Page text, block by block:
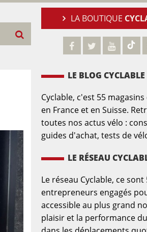
LA BOUTIQUE
LE BLOG CYCLABLE
Cyclable, c'est 55 magasins
en France et en Suisse.
toutes nos actus vélo :
guides d'achat, tests de
LE RÉSEAU
Le réseau Cyclable, ce sont
entrepreneurs engagés
accessible au plus grand
plaisir et la performance